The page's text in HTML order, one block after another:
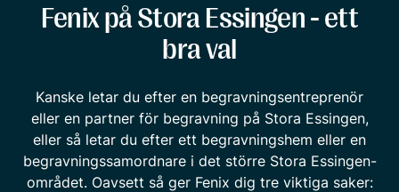
Fenix på Stora Essingen - ett
bra val
Kanske letar du efter en begravningsentreprenör
eller en partner för begravning på Stora Essingen,
eller så letar du efter ett begravningshem eller en
begravningssamordnare i det större Stora Essingen-
området. Oavsett så ger Fenix dig tre viktiga saker: